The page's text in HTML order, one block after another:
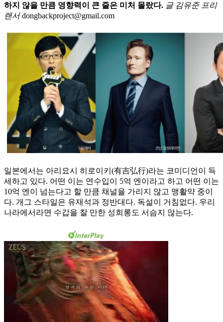
하지 않을 만큼 영향력이 큰 줄은 미처 몰랐다. 글 김유준 프리
랜서dongbackproject@gmail.com
일본에서는 아리요시 히로이키(有吉弘行)라는 코미디언이 득
세하고 있다. 어떤 이는 연수입이 5억 엔이라고 하고 어떤 이는
10억 엔이 넘는다고 할 만큼 채널을 가리지 않고 맹활약 중이
다. 개그 스타일은 유재석과 정반대다. 독설이 거침없다. 우리
나라에서라면 수갑을 찰 만한 성희롱도 서슴지 않는다.